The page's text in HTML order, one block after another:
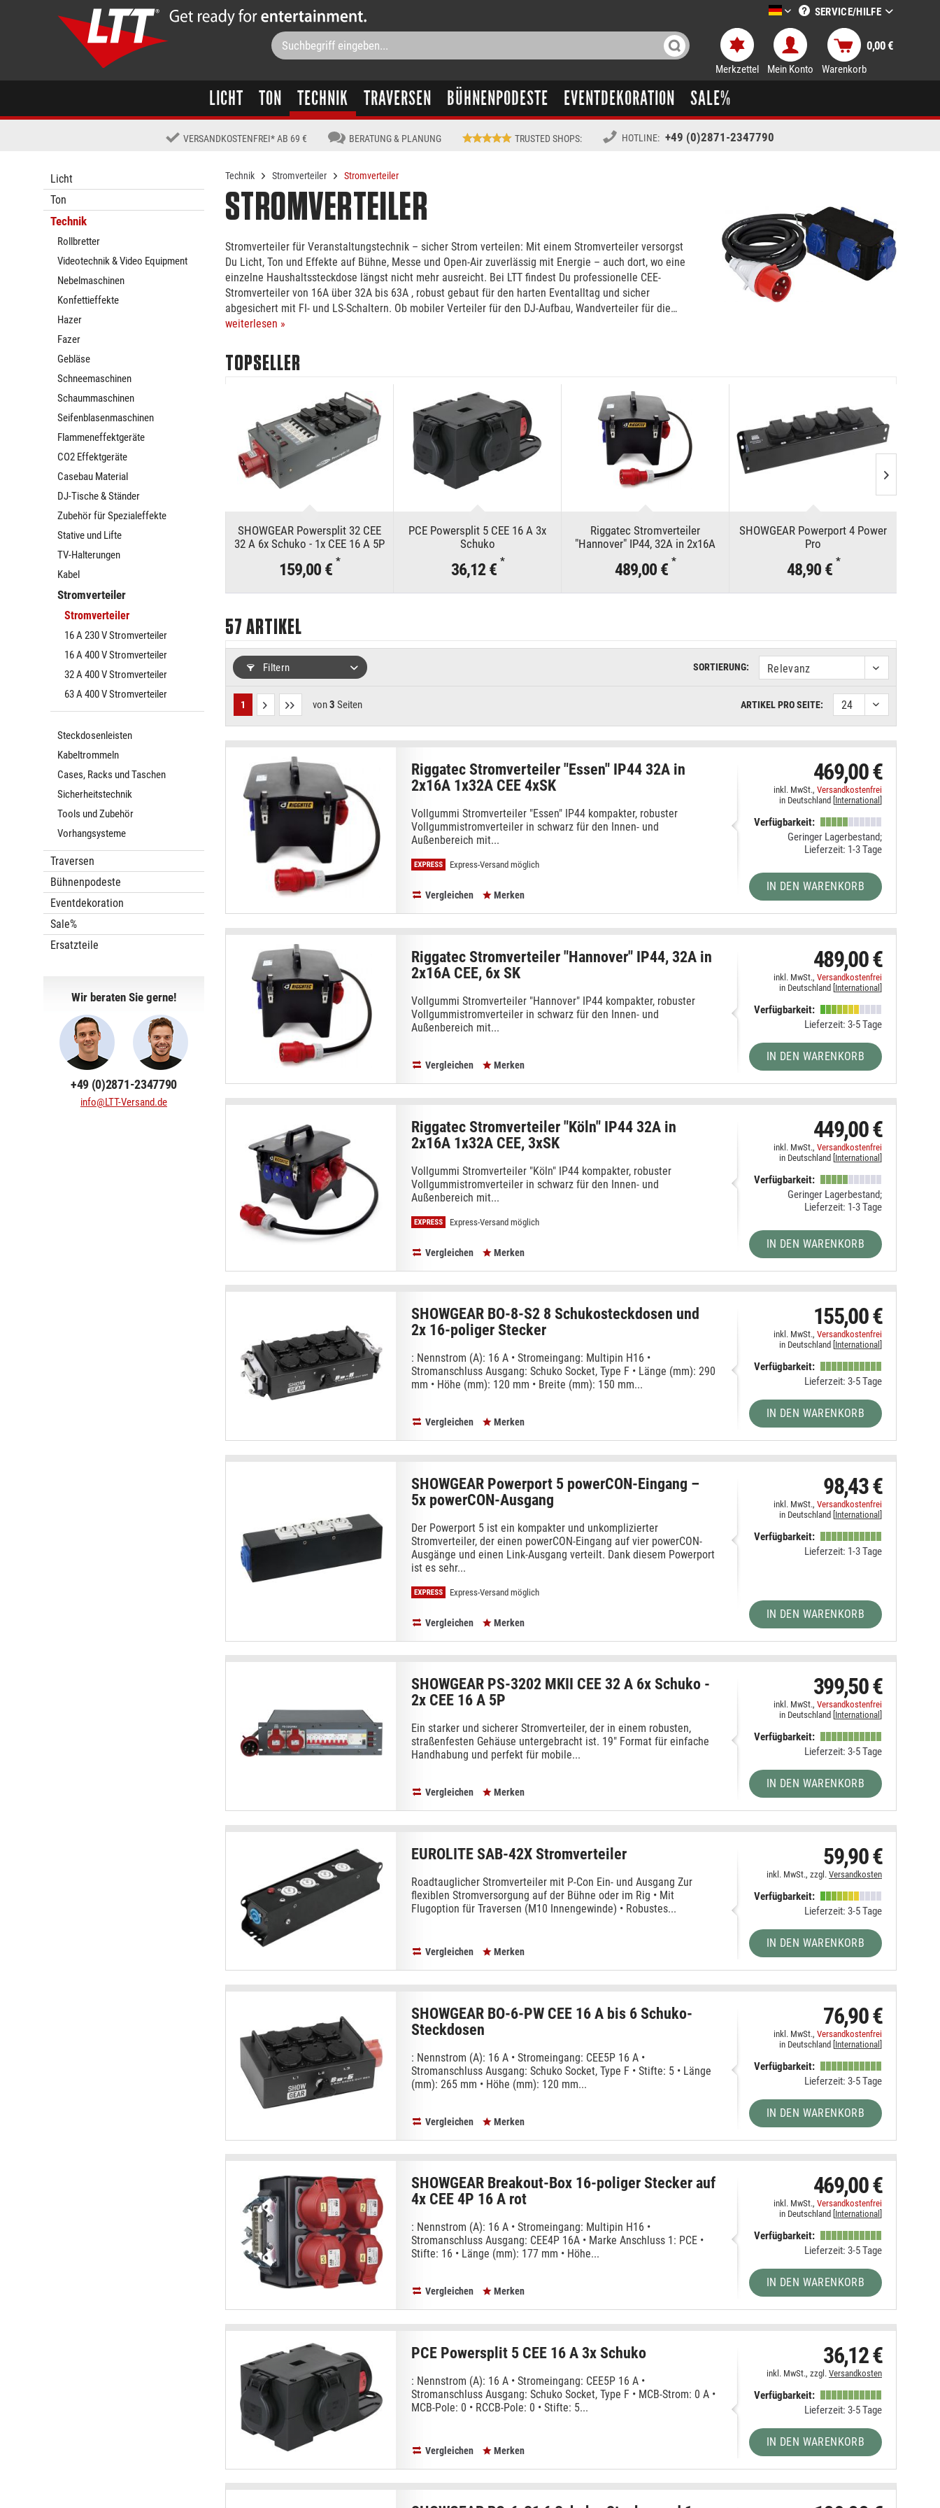
LTT-Versand deutsch
SERVICE/HILFE
Merkzettel Mein Konto Warenkorb
0,00 €
LICHT TON TECHNIK TRAVERSEN BÜHNENPODESTE EVENTDEKORATION SALE%
VERSANDKOSTENFREI* AB 69 € BERATUNG & PLANUNG TRUSTED SHOPS: HOTLINE: +49 (0)2871-2347790
Licht
Ton
Technik
Rollbretter
Videotechnik & Video Equipment
Nebelmaschinen
Konfettieffekte
Hazer
Fazer
Gebläse
Schneemaschinen
Schaummaschinen
Seifenblasenmaschinen
Flammeneffektgeräte
CO2 Effektgeräte
Casebau Material
DJ-Tische & Ständer
Zubehör für Spezialeffekte
Stative und Lifte
TV-Halterungen
Kabel
Stromverteiler
Stromverteiler
16 A 230 V Stromverteiler
16 A 400 V Stromverteiler
32 A 400 V Stromverteiler
63 A 400 V Stromverteiler
Steckdosenleisten
Kabeltrommeln
Cases, Racks und Taschen
Sicherheitstechnik
Tools und Zubehör
Vorhangsysteme
Traversen
Bühnenpodeste
Eventdekoration
Sale%
Ersatzteile
Wir beraten Sie gerne!
+49 (0)2871-2347790
info@LTT-Versand.de
Technik Stromverteiler Stromverteiler
STROMVERTEILER
Stromverteiler für Veranstaltungstechnik – sicher Strom verteilen: Mit einem Stromverteiler versorgst
Du Licht, Ton und Effekte auf Bühne, Messe und Open-Air zuverlässig mit Energie – auch dort, wo eine
einzelne Haushaltssteckdose längst nicht mehr ausreicht. Bei LTT findest Du professionelle CEE-
Stromverteiler von 16A über 32A bis 63A , robust gebaut für den harten Eventalltag und sicher
abgesichert mit FI- und LS-Schaltern. Ob mobiler Verteiler für den DJ-Aufbau, Wandverteiler für die
feste...
weiterlesen »
TOPSELLER
SHOWGEAR Powersplit 32 CEE
32 A 6x Schuko - 1x CEE 16 A 5P
159,00 € *
PCE Powersplit 5 CEE 16 A 3x
Schuko
36,12 € *
Riggatec Stromverteiler
"Hannover" IP44, 32A in 2x16A
489,00 € *
SHOWGEAR Powerport 4 Power
Pro
48,90 € *
57 ARTIKEL
Filtern SORTIERUNG:
1 von3 Seiten ARTIKEL PRO SEITE:
Vergleichen Merken
Riggatec Stromverteiler "Essen" IP44 32A in
2x16A 1x32A CEE 4xSK
Vollgummi Stromverteiler "Essen" IP44 kompakter, robuster
Vollgummistromverteiler in schwarz für den Innen- und
Außenbereich mit...
Express-Versand möglich
469,00 €
inkl. MwSt., Versandkostenfrei
in Deutschland [ International
Verfügbarkeit:
Geringer Lagerbestand;
Lieferzeit: 1-3 Tage
IN DEN WARENKORB
Vergleichen Merken
Riggatec Stromverteiler "Hannover" IP44, 32A in
2x16A CEE, 6x SK
Vollgummi Stromverteiler "Hannover" IP44 kompakter, robuster
Vollgummistromverteiler in schwarz für den Innen- und
Außenbereich mit...
489,00 €
inkl. MwSt., Versandkostenfrei
in Deutschland [ International
Verfügbarkeit:
Lieferzeit: 3-5 Tage
IN DEN WARENKORB
Vergleichen Merken
Riggatec Stromverteiler "Köln" IP44 32A in
2x16A 1x32A CEE, 3xSK
Vollgummi Stromverteiler "Köln" IP44 kompakter, robuster
Vollgummistromverteiler in schwarz für den Innen- und
Außenbereich mit...
Express-Versand möglich
449,00 €
inkl. MwSt., Versandkostenfrei
in Deutschland [International]
Verfügbarkeit:
Geringer Lagerbestand;
Lieferzeit: 1-3 Tage
IN DEN WARENKORB
Vergleichen Merken
SHOWGEAR BO-8-S2 8 Schukosteckdosen und
2x 16-poliger Stecker
: Nennstrom (A): 16 A • Stromeingang: Multipin H16 •
Stromanschluss Ausgang: Schuko Socket, Type F • Länge (mm): 290
mm • Höhe (mm): 120 mm • Breite (mm): 150 mm...
155,00 €
inkl. MwSt., Versandkostenfrei
in Deutschland [ International
Verfügbarkeit:
Lieferzeit: 3-5 Tage
IN DEN WARENKORB
Vergleichen Merken
SHOWGEAR Powerport 5 powerCON-Eingang –
5x powerCON-Ausgang
Der Powerport 5 ist ein kompakter und unkomplizierter
Stromverteiler, der einen powerCON-Eingang auf vier powerCON-
Ausgänge und einen Link-Ausgang verteilt. Dank diesem Powerport
ist es sehr...
Express-Versand möglich
98,43 €
inkl. MwSt., Versandkostenfrei
in Deutschland [ International
Verfügbarkeit:
Lieferzeit: 1-3 Tage
IN DEN WARENKORB
Vergleichen Merken
SHOWGEAR PS-3202 MKII CEE 32 A 6x Schuko -
2x CEE 16 A 5P
Ein starker und sicherer Stromverteiler, der in einem robusten,
straßenfesten Gehäuse untergebracht ist. 19" Format für einfache
Handhabung und perfekt für mobile...
399,50 €
inkl. MwSt., Versandkostenfrei
in Deutschland [ International
Verfügbarkeit:
Lieferzeit: 3-5 Tage
IN DEN WARENKORB
Vergleichen Merken
EUROLITE SAB-42X Stromverteiler
Roadtauglicher Stromverteiler mit P-Con Ein- und Ausgang Zur
flexiblen Stromversorgung auf der Bühne oder im Rig • Mit
Flugoption für Traversen (M10 Innengewinde) • Robustes...
59,90 €
inkl. MwSt., zzgl. Versandkosten
Verfügbarkeit:
Lieferzeit: 3-5 Tage
IN DEN WARENKORB
Vergleichen Merken
SHOWGEAR BO-6-PW CEE 16 A bis 6 Schuko-
Steckdosen
: Nennstrom (A): 16 A • Stromeingang: CEE5P 16 A •
Stromanschluss Ausgang: Schuko Socket, Type F • Stifte: 5 • Länge
(mm): 265 mm • Höhe (mm): 120 mm...
76,90 €
inkl. MwSt., Versandkostenfrei
in Deutschland [International]
Verfügbarkeit:
Lieferzeit: 3-5 Tage
IN DEN WARENKORB
Vergleichen Merken
SHOWGEAR Breakout-Box 16-poliger Stecker auf
4x CEE 4P 16 A rot
: Nennstrom (A): 16 A • Stromeingang: Multipin H16 •
Stromanschluss Ausgang: CEE4P 16A • Marke Anschluss 1: PCE •
Stifte: 16 • Länge (mm): 177 mm • Höhe...
469,00 €
inkl. MwSt., Versandkostenfrei
in Deutschland [ International
Verfügbarkeit:
Lieferzeit: 3-5 Tage
IN DEN WARENKORB
Vergleichen Merken
PCE Powersplit 5 CEE 16 A 3x Schuko
: Nennstrom (A): 16 A • Stromeingang: CEE5P 16 A •
Stromanschluss Ausgang: Schuko Socket, Type F • MCB-Strom: 0 A •
MCB-Pole: 0 • RCCB-Pole: 0 • Stifte: 5...
36,12 €
inkl. MwSt., zzgl. Versandkosten
Verfügbarkeit:
Lieferzeit: 3-5 Tage
IN DEN WARENKORB